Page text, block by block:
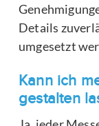
Details
umgesetzt
Kann ich
gestalten